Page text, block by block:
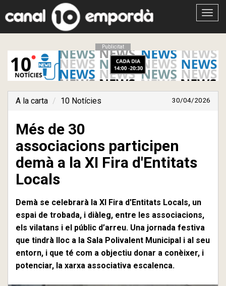
Obrir
Publicitat
A la carta 10 Notícies 30/04/2026
Més de 30
associacions participen
demà a la XI Fira d'Entitats
Locals
Demà se celebrarà la XI Fira d'Entitats Locals, un
espai de trobada, i diàleg, entre les associacions,
els vilatans i el públic d’arreu. Una jornada festiva
que tindrà lloc a la Sala Polivalent Municipal i al seu
entorn, i que té com a objectiu donar a conèixer, i
potenciar, la xarxa associativa escalenca.